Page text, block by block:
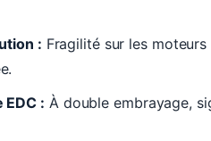
: Fragilité sur les
: À double embrayage,